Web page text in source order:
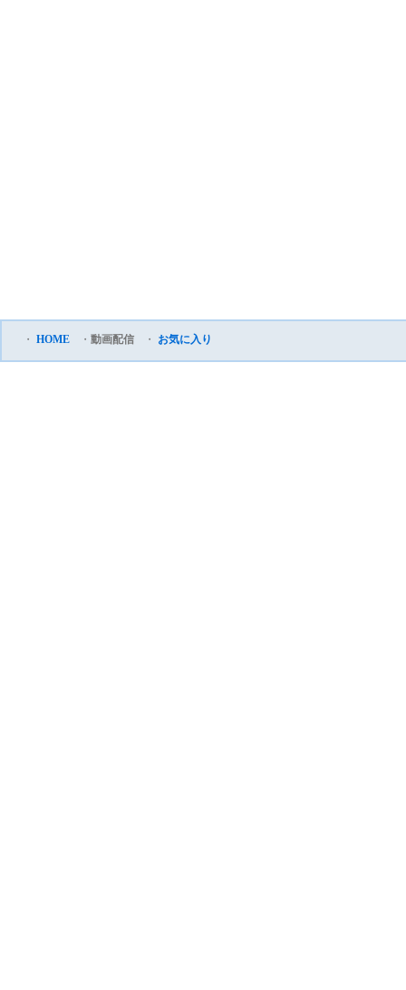
・ HOME ・ 動画配信 ・ お気に入り